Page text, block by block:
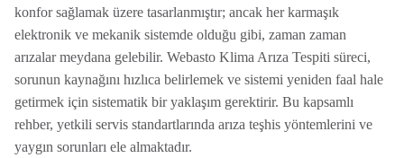
konfor sağlamak üzere tasarlanmıştır; ancak her karmaşık
elektronik ve mekanik sistemde olduğu gibi, zaman zaman
arızalar meydana gelebilir. Webasto Klima Arıza Tespiti süreci,
sorunun kaynağını hızlıca belirlemek ve sistemi yeniden faal hale
getirmek için sistematik bir yaklaşım gerektirir. Bu kapsamlı
rehber, yetkili servis standartlarında arıza teşhis yöntemlerini ve
yaygın sorunları ele almaktadır.